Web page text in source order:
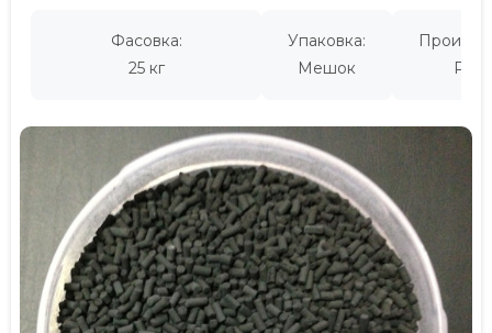
Фасовка:
25 кг
Упаковка:
Мешок